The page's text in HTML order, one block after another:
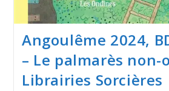
Angoulême 2024,
– Le palmarès
Librairies Sorcières